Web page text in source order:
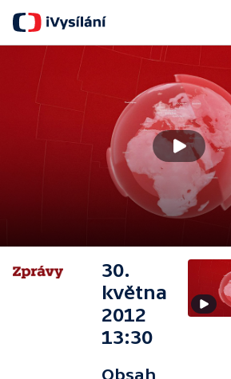
30.
května
2012
13:30
Obsah